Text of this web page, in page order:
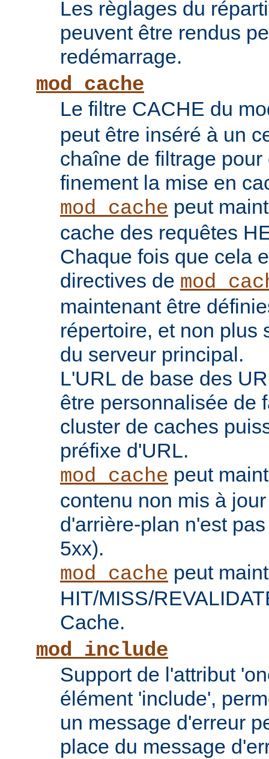
Les règlages du
peuvent être rendus
redémarrage.
mod_cache
Le filtre CACHE du
peut être inséré à un
chaîne de filtrage
finement la mise en
mod_cache peut
cache des requêtes
Chaque fois que cela
directives de
maintenant être
répertoire, et non plus
du serveur principal.
L'URL de base des
être personnalisée de
cluster de caches
préfixe d'URL.
mod_cache peut
contenu non mis à
d'arrière-plan n'est
5xx).
mod_cache peut
HIT/MISS/
Cache.
mod_include
Support de l'attribut
élément 'include',
un message d'erreur
place du message